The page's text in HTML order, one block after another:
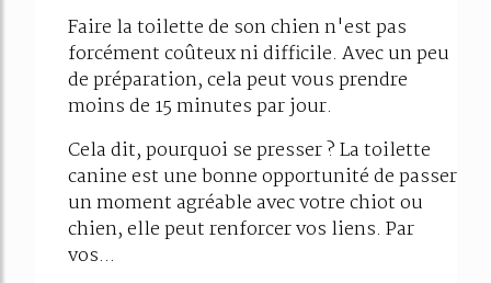
Faire la toilette de son chien n'est pas
forcément coûteux ni difficile. Avec un peu
de préparation, cela peut vous prendre
moins de 15 minutes par jour.
Cela dit, pourquoi se presser ? La toilette
canine est une bonne opportunité de passer
un moment agréable avec votre chiot ou
chien, elle peut renforcer vos liens. Par
vos...